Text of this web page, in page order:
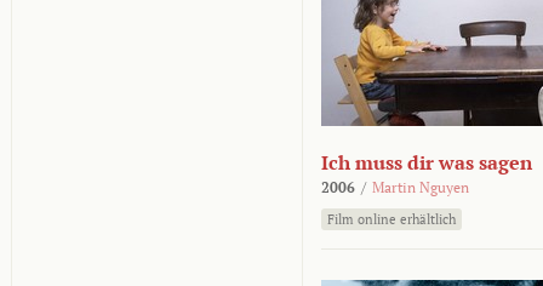
Ich muss dir was sagen
2006 / Martin Nguyen
Film online erhältlich